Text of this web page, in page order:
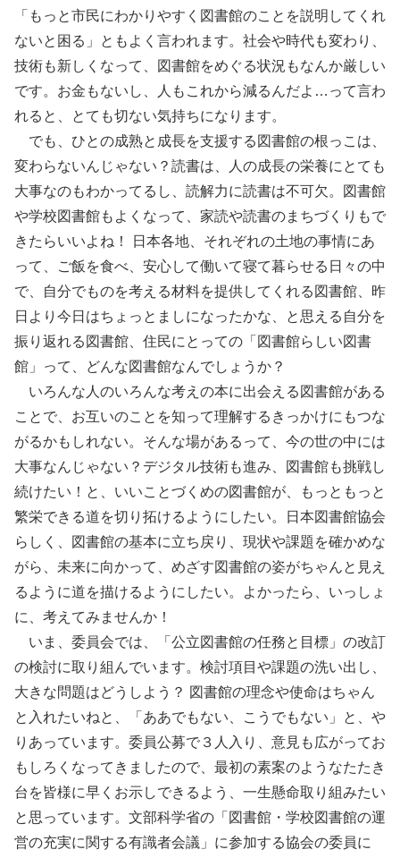
「もっと市民にわかりやすく図書館のことを説明してくれ
ないと困る」ともよく言われます。社会や時代も変わり、
技術も新しくなって、図書館をめぐる状況もなんか厳しい
です。お金もないし、人もこれから減るんだよ…って言わ
れると、とても切ない気持ちになります。
でも、ひとの成熟と成長を支援する図書館の根っこは、
変わらないんじゃない？読書は、人の成長の栄養にとても
大事なのもわかってるし、読解力に読書は不可欠。図書館
や学校図書館もよくなって、家読や読書のまちづくりもで
きたらいいよね！ 日本各地、それぞれの土地の事情にあ
って、ご飯を食べ、安心して働いて寝て暮らせる日々の中
で、自分でものを考える材料を提供してくれる図書館、昨
日より今日はちょっとましになったかな、と思える自分を
振り返れる図書館、住民にとっての「図書館らしい図書
館」って、どんな図書館なんでしょうか？
いろんな人のいろんな考えの本に出会える図書館がある
ことで、お互いのことを知って理解するきっかけにもつな
がるかもしれない。そんな場があるって、今の世の中には
大事なんじゃない？デジタル技術も進み、図書館も挑戦し
続けたい！と、いいことづくめの図書館が、もっともっと
繁栄できる道を切り拓けるようにしたい。日本図書館協会
らしく、図書館の基本に立ち戻り、現状や課題を確かめな
がら、未来に向かって、めざす図書館の姿がちゃんと見え
るように道を描けるようにしたい。よかったら、いっしょ
に、考えてみませんか！
いま、委員会では、「公立図書館の任務と目標」の改訂
の検討に取り組んでいます。検討項目や課題の洗い出し、
大きな問題はどうしよう？ 図書館の理念や使命はちゃん
と入れたいねと、「ああでもない、こうでもない」と、や
りあっています。委員公募で３人入り、意見も広がってお
もしろくなってきましたので、最初の素案のようなたたき
台を皆様に早くお示しできるよう、一生懸命取り組みたい
と思っています。文部科学省の「図書館・学校図書館の運
営の充実に関する有識者会議」に参加する協会の委員に